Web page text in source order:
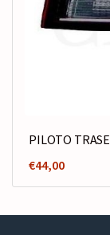
PILOTO
€44,00